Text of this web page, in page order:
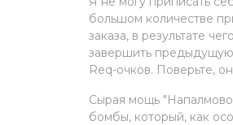
большом количестве
заказа, в результате
завершить предыдущую
Req-очков. Поверьте,
Сырая мощь
бомбы, который, как